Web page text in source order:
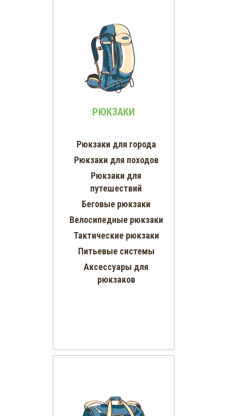
РЮКЗАКИ
Рюкзаки для города
Рюкзаки для походов
Рюкзаки для
путешествий
Беговые рюкзаки
Велосипедные рюкзаки
Тактические рюкзаки
Питьевые системы
Аксессуары для
рюкзаков